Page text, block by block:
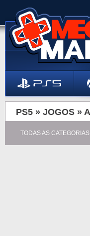
PS5 » JOGOS »
TODAS AS CATEGORIAS